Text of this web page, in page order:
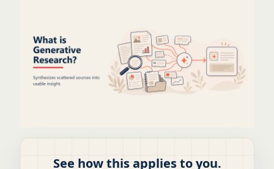
See how this applies to you.